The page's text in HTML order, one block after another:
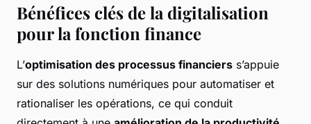
Bénéfices clés de la digitalisation
pour la fonction finance
L’optimisation des processus financiers s’appuie
sur des solutions numériques pour automatiser et
rationaliser les opérations, ce qui conduit